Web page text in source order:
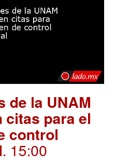
de la UNAM
citas para el
control
. 15:00